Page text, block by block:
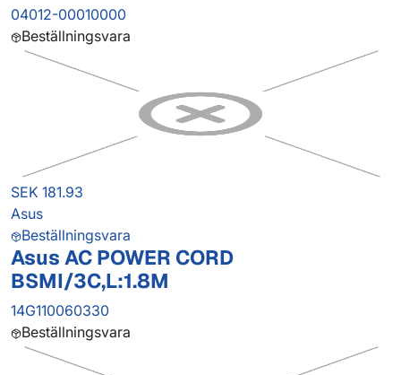
04012-00010000
Beställningsvara
SEK 181.93
Asus
Beställningsvara
Asus AC POWER CORD
BSMI/3C,L:1.8M
14G110060330
Beställningsvara